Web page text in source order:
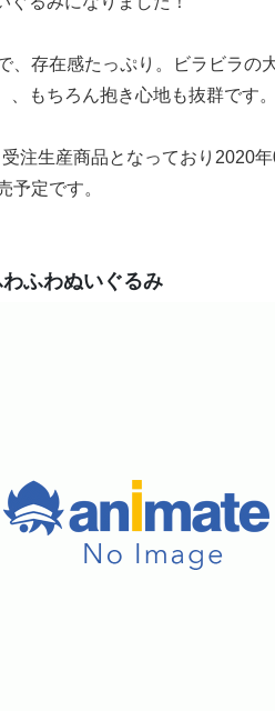
、存在感たっぷり。ビラビラの
もちろん抱き心地も抜群です。
注生産商品となっており2020
予定です。
ふわぬいぐるみ